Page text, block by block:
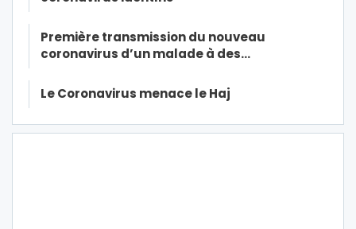
Première transmission du nouveau
coronavirus d’un malade à des…
Le Coronavirus menace le Haj